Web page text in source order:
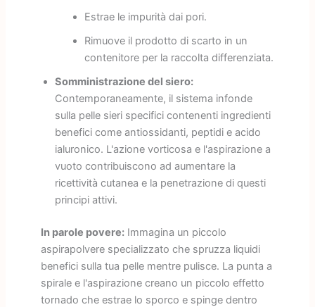
Estrae le impurità dai pori.
Rimuove il prodotto di scarto in un
contenitore per la raccolta differenziata.
Somministrazione del siero:
Contemporaneamente, il sistema infonde
sulla pelle sieri specifici contenenti ingredienti
benefici come antiossidanti, peptidi e acido
ialuronico. L'azione vorticosa e l'aspirazione a
vuoto contribuiscono ad aumentare la
ricettività cutanea e la penetrazione di questi
principi attivi.
In parole povere:Immagina un piccolo
aspirapolvere specializzato che spruzza liquidi
benefici sulla tua pelle mentre pulisce. La punta a
spirale e l'aspirazione creano un piccolo effetto
tornado che estrae lo sporco e spinge dentro